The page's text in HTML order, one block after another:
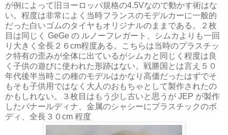
が例によって旧ヨーロッパ規格の4.5Vなので動かす術はな
い。程度は非常によく当時フランスのモデルカーに一般的
だった白いゴムのタイヤもオリジナルのままである。２枚
目は同じく GeGe の ルノーフレガート、シムカよりも一回
り大きく全長２６cm程度ある。こちらは当時のプラスチッ
ク特有の歪みが全体に出ているがシムカと同じく程度は良
く子供の遊びに使われた形跡はない。戦勝国とは言え５０
年代後半当時この種のモデルはかなり高価だったはずでそ
もそも子供用ではなく大人のおもちゃとして製作されたの
かもしれない。３枚目はもう少し古いと思うが JEP が製作
したパナールディナ、金属のシャシーにプラスチックのボ
ディ、全長３０cm 程度